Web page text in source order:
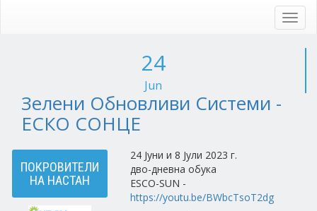
24
Jun
Зелени Обновливи Системи -
ЕСКО СОНЦЕ
ПОКРОВИТЕЛИ
НА НАСТАН
24 Јуни и 8 Јули 2023 г.
дво-дневна обука
ESCO-SUN -
https://youtu.be/BWbcTsoT2dg